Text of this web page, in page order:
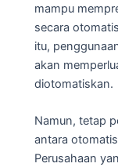
mampu
secara
itu,
akan
diotomatiskan.
Namun, tetap
antara
Perusahaan